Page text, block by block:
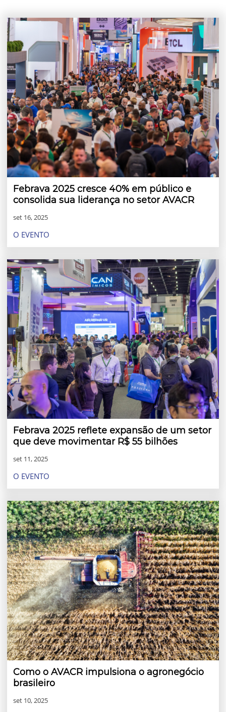
Febrava 2025 cresce 40% em público e
consolida sua liderança no setor AVACR
set 16, 2025
O EVENTO
Febrava 2025 reflete expansão de um setor
que deve movimentar R$ 55 bilhões
set 11, 2025
O EVENTO
Como o AVACR impulsiona o agronegócio
brasileiro
set 10, 2025